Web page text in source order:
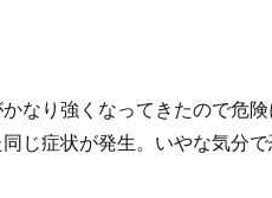
なり強くなってきたので危
じ症状が発生。いやな気分